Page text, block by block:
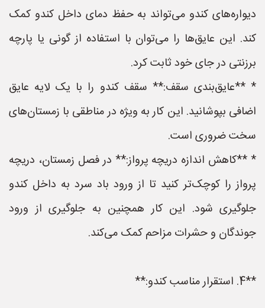
دیواره‌های کندو می‌تواند به حفظ دمای داخل کندو کمک
کند. این عایق‌ها را می‌توان با استفاده از گونی یا پارچه
برزنتی در جای خود ثابت کرد.
* **عایق‌بندی سقف:** سقف کندو را با یک لایه عایق
اضافی بپوشانید. این کار به ویژه در مناطقی با زمستان‌های
سخت ضروری است.
* **کاهش اندازه دریچه پرواز:** در فصل زمستان، دریچه
پرواز را کوچک‌تر کنید تا از ورود باد سرد به داخل کندو
جلوگیری شود. این کار همچنین به جلوگیری از ورود
جوندگان و حشرات مزاحم کمک می‌کند.
**4. استقرار مناسب کندو:**